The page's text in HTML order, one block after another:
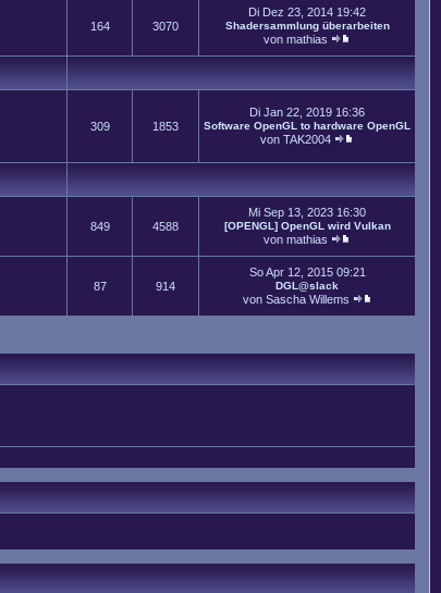
164 3070
Di Dez 23, 2014 19:42
Shadersammlung überarbeiten
von mathias
309 1853
Di Jan 22, 2019 16:36
Software OpenGL to hardware OpenGL
von TAK2004
849 4588
Mi Sep 13, 2023 16:30
[OPENGL] OpenGL wird Vulkan
von mathias
87 914
So Apr 12, 2015 09:21
DGL@slack
von Sascha Willems